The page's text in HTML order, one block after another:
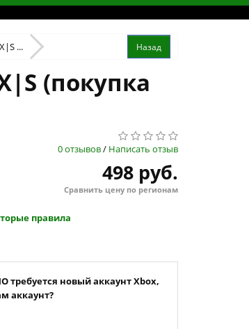
...
(покупка
0 отзывов/ Написать отзыв
498 руб.
Сравнить цену по регионам
правила
требуется новый аккаунт Xbox,
аккаунт?